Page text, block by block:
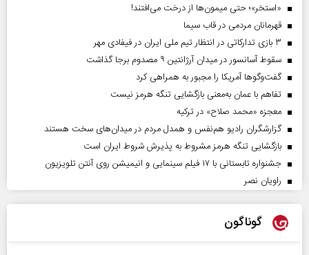
«استخر»‌‌؛ حتی میمون‌ها از درخت می‌افتند!
قهرمانان مردمی در قاب سیما
۳ بازی تدارکاتی در انتظار تیم ملی ایران در فیفادی مهر
سقوط آسانسور در میدان آرژانتین ۹ مصدوم برجا گذاشت
گفت‌وگوها آمریکا را مجبور به همراهی کرد
تفاهم با عمان به‌معنی بازگشایی تنگه هرمز نیست
معجزه «محمد صلاح» در ترکیه
گزارشگران رادیو هم‌نفس و همدل مردم در میدان‌های سخت هستند
بازگشایی تنگه هرمز مشروط به پذیرش شروط ایران است
جشنواره تابستانی با ۱۷ فیلم سینمایی و انیمیشن روی آنتن تلویزیون
راویان نصر
گوناگون